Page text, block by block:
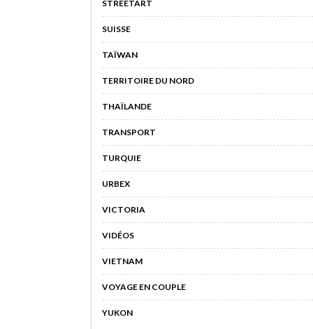
STREETART
SUISSE
TAÏWAN
TERRITOIRE DU NORD
THAÏLANDE
TRANSPORT
TURQUIE
URBEX
VICTORIA
VIDÉOS
VIETNAM
VOYAGE EN COUPLE
YUKON